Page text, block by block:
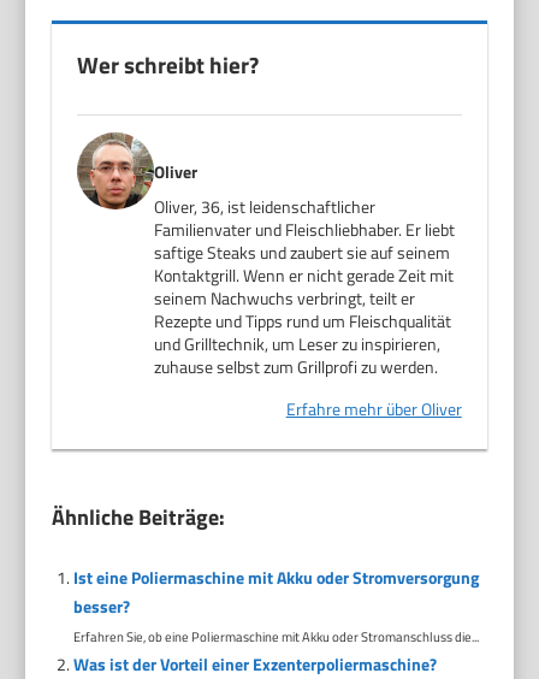
Wer schreibt hier?
Oliver
Oliver, 36, ist leidenschaftlicher
Familienvater und Fleischliebhaber. Er liebt
saftige Steaks und zaubert sie auf seinem
Kontaktgrill. Wenn er nicht gerade Zeit mit
seinem Nachwuchs verbringt, teilt er
Rezepte und Tipps rund um Fleischqualität
und Grilltechnik, um Leser zu inspirieren,
zuhause selbst zum Grillprofi zu werden.
Erfahre mehr über Oliver
Ähnliche Beiträge:
Ist eine Poliermaschine mit Akku oder Stromversorgung
besser?
Erfahren Sie, ob eine Poliermaschine mit Akku oder Stromanschluss die...
Was ist der Vorteil einer Exzenterpoliermaschine?